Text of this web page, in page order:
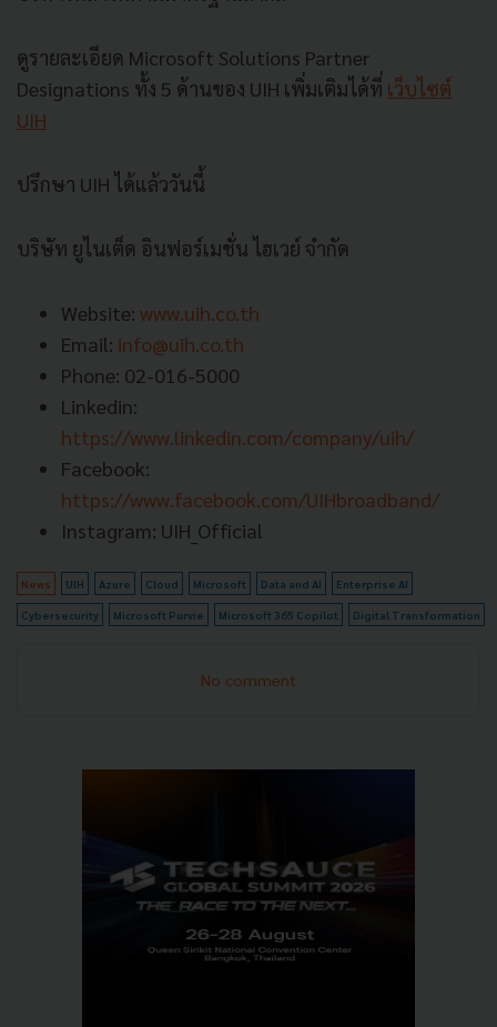
ดูรายละเอียด Microsoft Solutions Partner
Designations ทั้ง 5 ด้านของ UIH เพิ่มเติมได้ที่ เว็บไซต์
UIH
ปรึกษา UIH ได้แล้ววันนี้
บริษัท ยูไนเต็ด อินฟอร์เมชั่น ไฮเวย์ จำกัด
Website: www.uih.co.th
Email: info@uih.co.th
Phone: 02-016-5000
Linkedin:
https://www.linkedin.com/company/uih/
Facebook:
https://www.facebook.com/UIHbroadband/
Instagram: UIH_Official
News UIH Azure Cloud Microsoft Data and AI Enterprise AI
Cybersecurity Microsoft Purvie Microsoft 365 Copilot Digital Transformation
No comment